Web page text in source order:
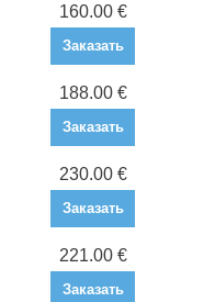
160.00 €
Заказать
188.00 €
Заказать
230.00 €
Заказать
221.00 €
Заказать